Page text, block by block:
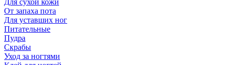
Для сухой кожи
От запаха пота
Для уставших ног
Питательные
Пудра
Скрабы
Уход за ногтями